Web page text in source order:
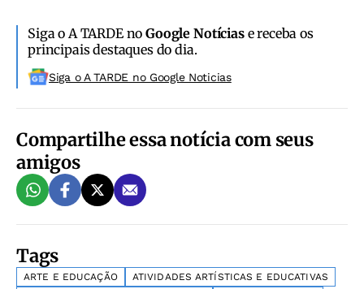
Siga o A TARDE noGoogle Notíciase receba os
principais destaques do dia.
Siga o A TARDE no Google Noticias
Compartilhe essa notícia com seus
amigos
Tags
ARTE E EDUCAÇÃO
ATIVIDADES ARTÍSTICAS E EDUCATIVAS